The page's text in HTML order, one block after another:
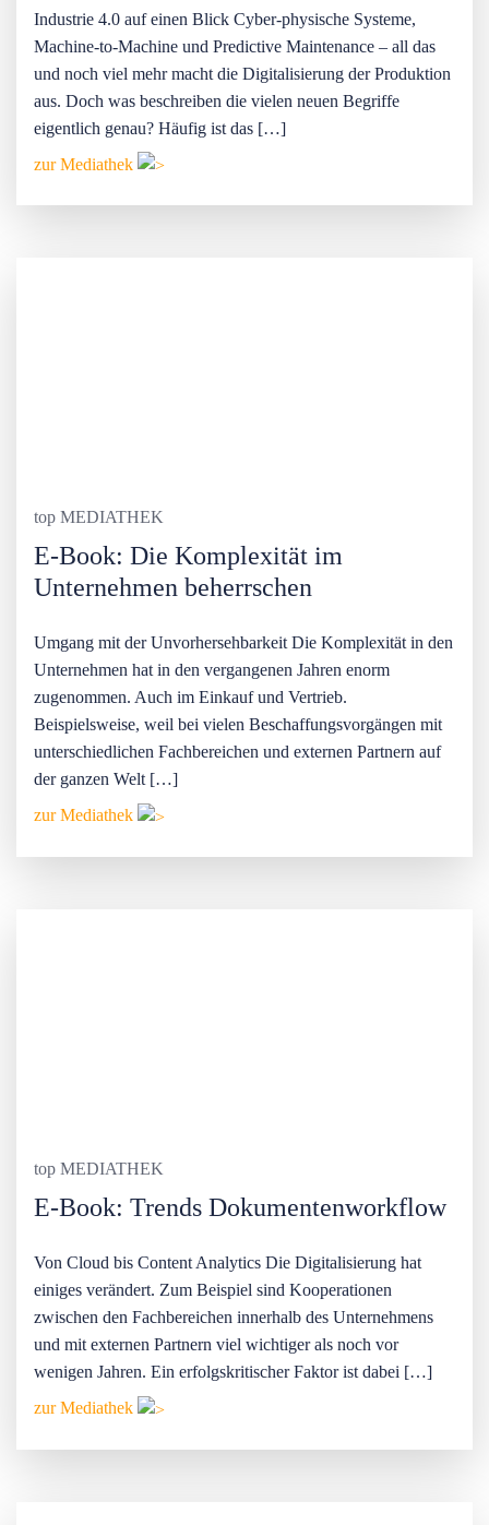
Industrie 4.0 auf einen Blick Cyber-physische Systeme,
Machine-to-Machine und Predictive Maintenance – all das
und noch viel mehr macht die Digitalisierung der Produktion
aus. Doch was beschreiben die vielen neuen Begriffe
eigentlich genau? Häufig ist das […]
zur Mediathek
top MEDIATHEK
E-Book: Die Komplexität im
Unternehmen beherrschen
Umgang mit der Unvorhersehbarkeit Die Komplexität in den
Unternehmen hat in den vergangenen Jahren enorm
zugenommen. Auch im Einkauf und Vertrieb.
Beispielsweise, weil bei vielen Beschaffungsvorgängen mit
unterschiedlichen Fachbereichen und externen Partnern auf
der ganzen Welt […]
zur Mediathek
top MEDIATHEK
E-Book: Trends Dokumentenworkflow
Von Cloud bis Content Analytics Die Digitalisierung hat
einiges verändert. Zum Beispiel sind Kooperationen
zwischen den Fachbereichen innerhalb des Unternehmens
und mit externen Partnern viel wichtiger als noch vor
wenigen Jahren. Ein erfolgskritischer Faktor ist dabei […]
zur Mediathek